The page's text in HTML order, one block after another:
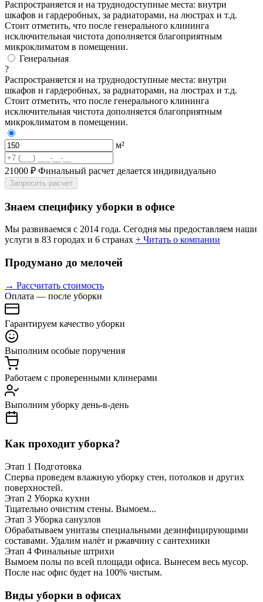
Распространяется и на труднодоступные места: внутри
шкафов и гардеробных, за радиаторами, на люстрах и т.д.
Стоит отметить, что после генерального клининга
исключительная чистота дополняется благоприятным
микроклиматом в помещении.
Генеральная
?
Распространяется и на труднодоступные места: внутри
шкафов и гардеробных, за радиаторами, на люстрах и т.д.
Стоит отметить, что после генерального клининга
исключительная чистота дополняется благоприятным
микроклиматом в помещении.
м²
21000 ₽ Финальный расчет делается индивидуально
Запросить расчет
Знаем специфику уборки в офисе
Мы развиваемся с 2014 года. Сегодня мы предоставляем наши
услуги в 83 городах и 6 странах + Читать о компании
Продумано до мелочей
→ Рассчитать стоимость
Оплата — после уборки
Гарантируем качество уборки
Выполним особые поручения
Работаем с проверенными клинерами
Выполним уборку день-в-день
Как проходит уборка?
Этап 1 Подготовка
Сперва проведем влажную уборку стен, потолков и других
поверхностей.
Этап 2 Уборка кухни
Тщательно очистим стены. Вымоем...
Этап 3 Уборка санузлов
Обрабатываем унитазы специальными дезинфицирующими
составами. Удалим налёт и ржавчину с сантехники
Этап 4 Финальные штрихи
Вымоем полы по всей площади офиса. Вынесем весь мусор.
После нас офис будет на 100% чистым.
Виды уборки в офисах